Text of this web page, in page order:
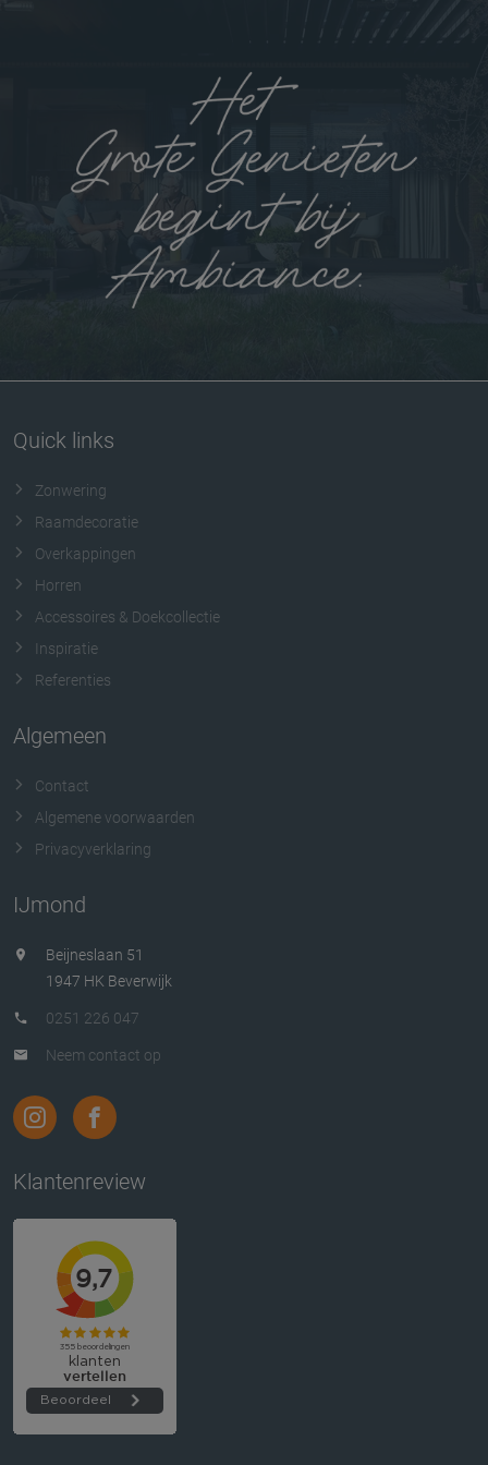
Quick links
Zonwering
Raamdecoratie
Overkappingen
Horren
Accessoires & Doekcollectie
Inspiratie
Referenties
Algemeen
Contact
Algemene voorwaarden
Privacyverklaring
IJmond
Beijneslaan 51
1947 HK Beverwijk
0251 226 047
Neem contact op
Klantenreview